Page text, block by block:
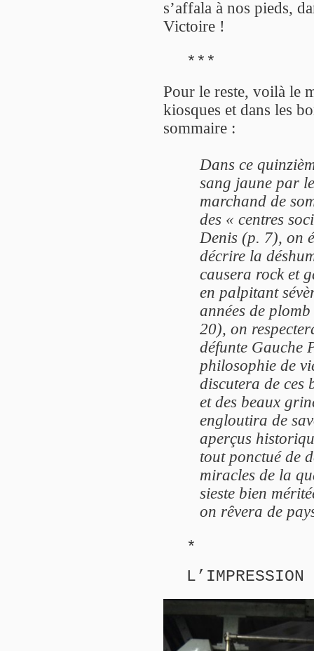
s’affala à nos pieds,
Victoire !
***
Pour le reste, voilà le
kiosques et dans les
sommaire :
Dans ce
sang jaune par
marchand de
des « centres
Denis (p. 7), on
décrire la
causera rock et
en palpitant
années de
20), on
défunte Gauche
philosophie de
discutera de ces
et des beaux
engloutira de
aperçus
tout ponctué de
miracles de la
sieste bien
on rêvera de
*